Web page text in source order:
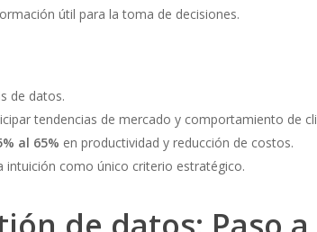
útil para la toma de decisiones.
de datos.
tendencias de mercado y comportamiento de
al 65% en productividad y reducción de costos.
intuición como único criterio estratégico.